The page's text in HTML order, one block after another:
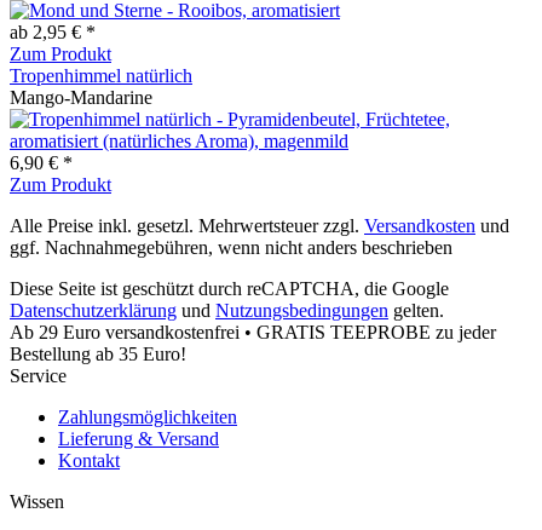
ab 2,95 € *
Zum Produkt
Tropenhimmel natürlich
Mango-Mandarine
6,90 € *
Zum Produkt
Alle Preise inkl. gesetzl. Mehrwertsteuer zzgl. Versandkosten und
ggf. Nachnahmegebühren, wenn nicht anders beschrieben
Diese Seite ist geschützt durch reCAPTCHA, die Google
Datenschutzerklärung und Nutzungsbedingungen gelten.
Ab 29 Euro versandkostenfrei • GRATIS TEEPROBE zu jeder
Bestellung ab 35 Euro!
Service
Zahlungsmöglichkeiten
Lieferung & Versand
Kontakt
Wissen